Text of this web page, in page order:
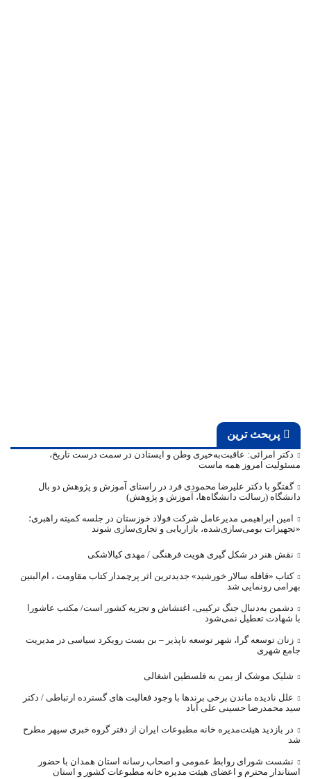
پربحث ترین
دکتر امرائی: عاقبت‌به‌خیری وطن و ایستادن در سمت درست تاریخ،
مسئولیت امروز همه ماست
گفتگو با دکتر علیرضا محمودی فرد در راستای آموزش و پژوهش دو بال
دانشگاه (رسالت دانشگاه‌ها، آموزش و پژوهش)
امین ابراهیمی مدیرعامل شرکت فولاد خوزستان در جلسه کمیته راهبری؛
«تجهیزات بومی‌سازی‌شده، بازاریابی و تجاری‌سازی شوند
نقش هنر در شکل گیری هویت فرهنگی / مهدی کیالاشکی
کتاب «قافله‌ سالار خورشید» جدیدترین اثر پرچمدار کتاب مقاومت ، ام‌البنین
بهرامی رونمایی شد
دشمن به‌دنبال جنگ ترکیبی، اغتشاش و تجزیه کشور است/ مکتب عاشورا
با شهادت تعطیل نمی‌شود
زنان توسعه گرا، شهر توسعه ناپذیر – بن بست رویکرد سیاسی در مدیریت
جامع شهری
شلیک موشک از یمن به فلسطین اشغالی
علل نادیده ماندن برخی برندها با وجود فعالیت های گسترده ارتباطی / دکتر
سید محمدرضا حسینی علی آباد
در بازدید هیئت‌مدیره خانه مطبوعات ایران از دفتر گروه خبری سپهر مطرح
شد
نشست شورای روابط عمومی و اصحاب رسانه استان همدان با حضور
استاندار محترم و اعضای هیئت مدیره خانه مطبوعات کشور و استان